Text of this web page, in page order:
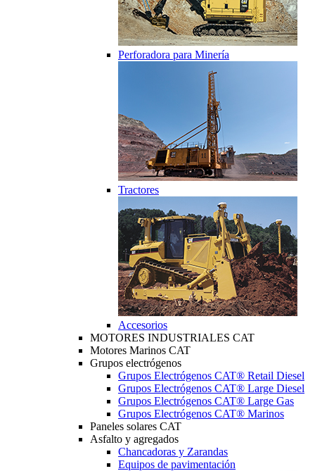
Perforadora para Minería
Tractores
Accesorios
MOTORES INDUSTRIALES CAT
Motores Marinos CAT
Grupos electrógenos
Grupos Electrógenos CAT® Retail Diesel
Grupos Electrógenos CAT® Large Diesel
Grupos Electrógenos CAT® Large Gas
Grupos Electrógenos CAT® Marinos
Paneles solares CAT
Asfalto y agregados
Chancadoras y Zarandas
Equipos de pavimentación